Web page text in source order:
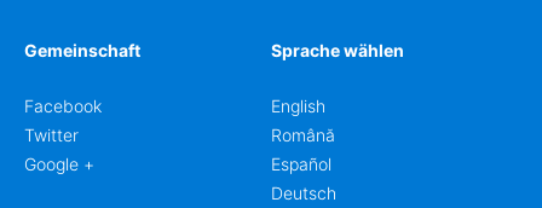
Gemeinschaft
Facebook
Twitter
Google +
Sprache wählen
English
Română
Español
Deutsch